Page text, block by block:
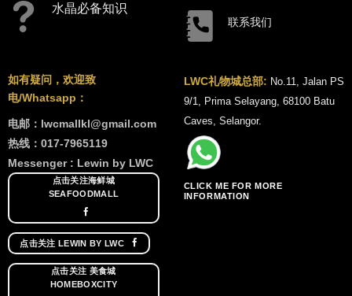
水晶必备知识
联系我们
如有疑问，欢迎致
电/Whatsapp：
电邮：lwcmallkl@gmail.com
热线：017-7965119
Messenger : Lewin by LWC
点击关注海鲜城
SEAFOODMALL
点击关注 LEWIN BY LWC
点击关注 美食城
HOMEBOXCITY
LWC礼物城总部: No.11, Jalan PS
9/1, Prima Selayang, 68100 Batu
Caves, Selangor.
CLICK ME FOR MORE
INFORMATION